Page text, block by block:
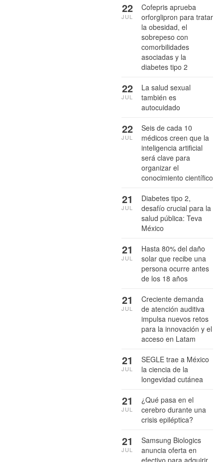
Cofepris aprueba
orforglipron para tratar
la obesidad, el
sobrepeso con
comorbilidades
asociadas y la
diabetes tipo 2
22
JUL
La salud sexual
también es
autocuidado
22
JUL
Seis de cada 10
médicos creen que la
inteligencia artificial
será clave para
organizar el
conocimiento científico
22
JUL
Diabetes tipo 2,
desafío crucial para la
salud pública: Teva
México
21
JUL
Hasta 80% del daño
solar que recibe una
persona ocurre antes
de los 18 años
21
JUL
Creciente demanda
de atención auditiva
impulsa nuevos retos
para la innovación y el
acceso en Latam
21
JUL
SEGLE trae a México
la ciencia de la
longevidad cutánea
21
JUL
¿Qué pasa en el
cerebro durante una
crisis epiléptica?
21
JUL
Samsung Biologics
anuncia oferta en
21
JUL